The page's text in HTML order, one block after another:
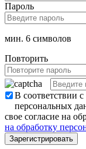
Пароль
мин. 6 символов
Повторить
В соответствии
персональных
свое согласие на
на обработку